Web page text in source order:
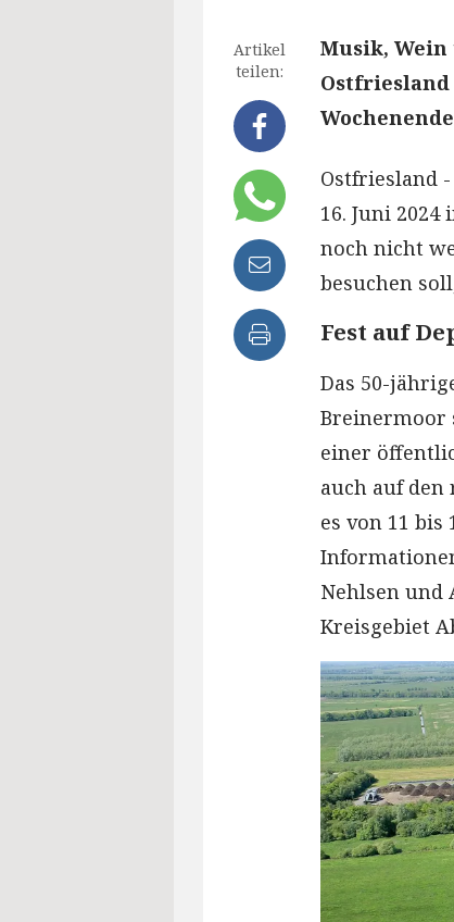
Artikel
teilen:
Musik, Wein
Ostfriesland
16. Juni
noch nicht
besuchen
Fest auf
Das 50-
Breinermoor
einer
auch auf
es von 11
Nehlsen und
Kreisgebiet